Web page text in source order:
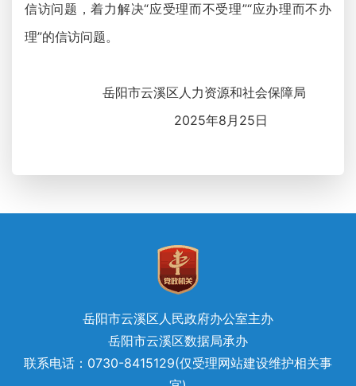
信访问题，着力解决“应受理而不受理”“应办理而不办
理”的信访问题。
岳阳市云溪区人力资源和社会保障局
2025年8月25日
岳阳市云溪区人民政府办公室主办
岳阳市云溪区数据局承办
联系电话：0730-8415129(仅受理网站建设维护相关事